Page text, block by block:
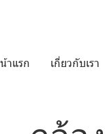
าแรก เกี่ยวกับเรา